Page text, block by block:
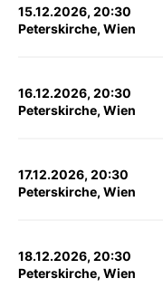
15.12.2026, 20:30
Peterskirche, Wien
16.12.2026, 20:30
Peterskirche, Wien
17.12.2026, 20:30
Peterskirche, Wien
18.12.2026, 20:30
Peterskirche, Wien